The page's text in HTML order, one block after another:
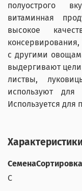
полуострого
витаминная
высокое
консервирования,
с другими
выдергивают
листвы,
используют
Используется для
СеменаСортировка
С